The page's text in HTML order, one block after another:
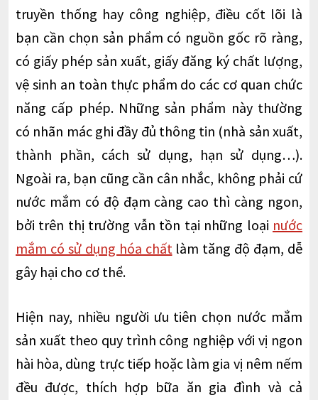
truyền thống hay công nghiệp, điều cốt lõi là
bạn cần chọn sản phẩm có nguồn gốc rõ ràng,
có giấy phép sản xuất, giấy đăng ký chất lượng,
vệ sinh an toàn thực phẩm do các cơ quan chức
năng cấp phép. Những sản phẩm này thường
có nhãn mác ghi đầy đủ thông tin (nhà sản xuất,
thành phần, cách sử dụng, hạn sử dụng…).
Ngoài ra, bạn cũng cần cân nhắc, không phải cứ
nước mắm có độ đạm càng cao thì càng ngon,
bởi trên thị trường vẫn tồn tại những loại nước
mắm có sử dụng hóa chất làm tăng độ đạm, dễ
gây hại cho cơ thể.
Hiện nay, nhiều người ưu tiên chọn nước mắm
sản xuất theo quy trình công nghiệp với vị ngon
hài hòa, dùng trực tiếp hoặc làm gia vị nêm nếm
đều được, thích hợp bữa ăn gia đình và cả